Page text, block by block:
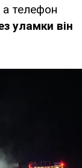
а телефон
уламки він